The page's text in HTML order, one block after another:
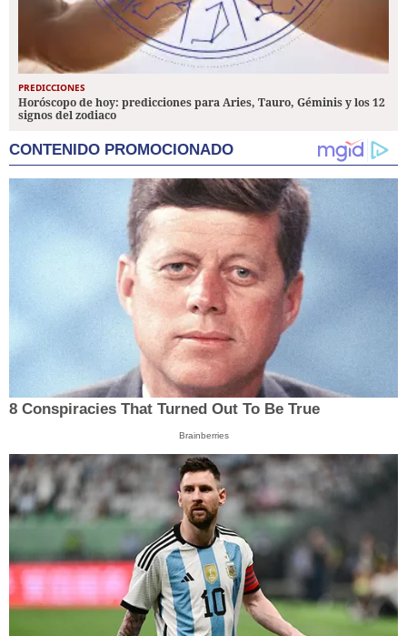
PREDICCIONES
Horóscopo de hoy: predicciones para Aries, Tauro, Géminis y los 12
signos del zodiaco
CONTENIDO PROMOCIONADO
8 Conspiracies That Turned Out To Be True
Brainberries